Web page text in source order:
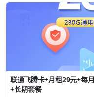
联通飞腾卡+月租29元+每
+长期套餐